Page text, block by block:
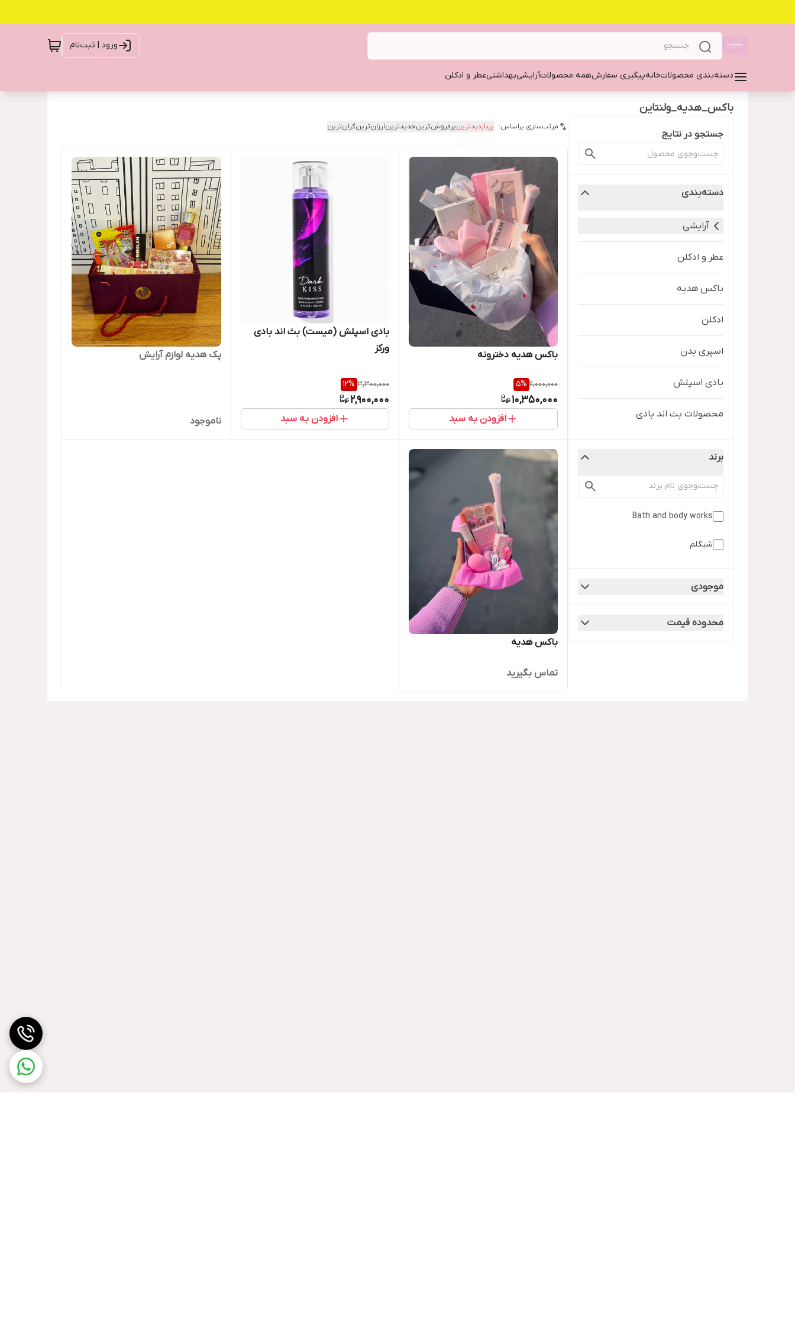
ورود | ثبت‌نام
دسته‌بندی محصولاتخانهپیگیری سفارشهمه محصولاتآرایشیبهداشتیعطر و ادکلن
باکس_هدیه_ولنتاین
جستجو در نتایج
دسته‌بندی
آرایشی
عطر و ادکلن
باکس هدیه
ادکلن
اسپری بدن
بادی اسپلش
محصولات بث اند بادی
برند
Bath and body works
شیگلم
موجودی
محدوده قیمت
مرتب‌سازی براساس: پربازدیدترینپرفروش‌ترینجدیدترینارزان‌ترینگران‌ترین
باکس هدیه دخترونه
11,000,000
5%
10,350,000
افزودن به سبد
بادی اسپلش (میست) بث اند بادی
ورکز
3,300,000
12%
2,900,000
افزودن به سبد
پک هدیه لوازم آرایش
ناموجود
‌باکس هدیه
تماس بگیرید